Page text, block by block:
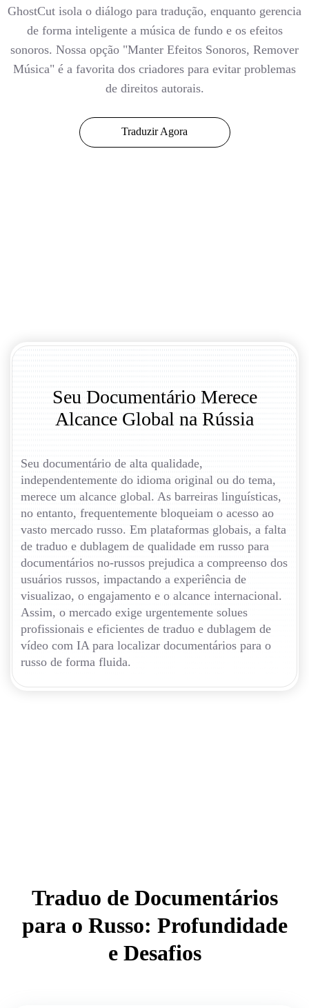
GhostCut isola o diálogo para tradução, enquanto gerencia
de forma inteligente a música de fundo e os efeitos
sonoros. Nossa opção "Manter Efeitos Sonoros, Remover
Música" é a favorita dos criadores para evitar problemas
de direitos autorais.
Traduzir Agora
Seu Documentário Merece
Alcance Global na Rússia
Seu documentário de alta qualidade,
independentemente do idioma original ou do tema,
merece um alcance global. As barreiras linguísticas,
no entanto, frequentemente bloqueiam o acesso ao
vasto mercado russo. Em plataformas globais, a falta
de traduo e dublagem de qualidade em russo para
documentários no-russos prejudica a compreenso dos
usuários russos, impactando a experiência de
visualizao, o engajamento e o alcance internacional.
Assim, o mercado exige urgentemente solues
profissionais e eficientes de traduo e dublagem de
vídeo com IA para localizar documentários para o
russo de forma fluida.
Traduo de Documentários
para o Russo: Profundidade
e Desafios